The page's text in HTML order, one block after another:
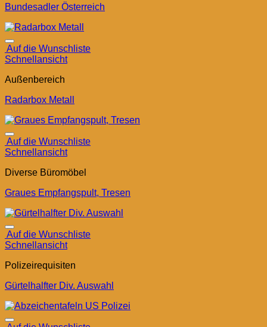
Bundesadler Österreich
Auf die Wunschliste
Schnellansicht
Außenbereich
Radarbox Metall
Auf die Wunschliste
Schnellansicht
Diverse Büromöbel
Graues Empfangspult, Tresen
Auf die Wunschliste
Schnellansicht
Polizeirequisiten
Gürtelhalfter Div. Auswahl